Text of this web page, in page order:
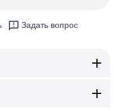
Задать вопрос